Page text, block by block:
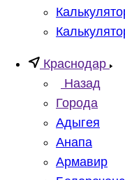
Краснодар
Назад
Города
Адыгея
Анапа
Армавир